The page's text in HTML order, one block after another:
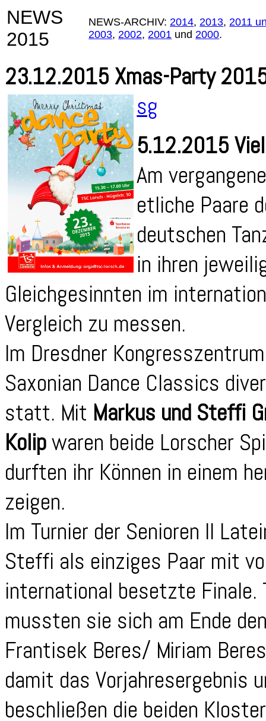
NEWS
2015
NEWS-ARCHIV:2014,2013,2011
2003,2002,2001 und2000.
23.12.2015 Xmas-Party
sg
5.12.2015
Am
etliche Paare
deutschen
in ihren
Gleichgesinnten im
Vergleich zu messen.
Im Dresdner
Saxonian Dance Classics
statt. Mit Markus und Steffi
Kolipwaren beide Lorscher
durften ihr Können in einem
zeigen.
Im Turnier der Senioren II
Steffi als einziges Paar mit
international besetzte
mussten sie sich am Ende
Frantisek Beres/ Miriam
damit das Vorjahresergebnis
beschließen die beiden